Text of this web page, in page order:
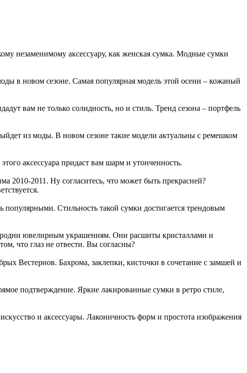
незаменимому аксессуару, как женская сумка. Модные сумки
в новом сезоне. Самая популярная модель этой осени – кожаный
вам не только солидность, но и стиль. Тренд сезона – портфель
из моды. В новом сезоне такие модели актуальны с ремешком
аксессуара придаст вам шарм и утонченность.
2010-2011. Ну согласитесь, что может быть прекрасней?
Стильность такой сумки достигается трендовым
ювелирным украшениям. Они расшиты кристаллами и
что глаз не отвести. Вы согласны?
Вестернов. Бахрома, заклепки, кисточки в сочетание с замшей и
подтверждение. Яркие лакированные сумки в ретро стиле,
и аксессуары. Лаконичность форм и простота изображения